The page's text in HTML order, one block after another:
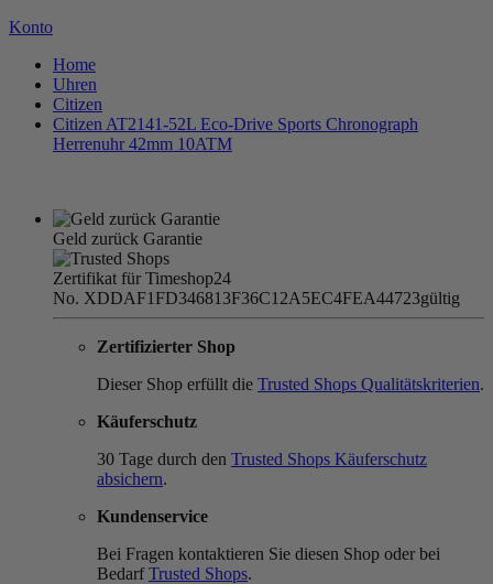
Konto
Home
Uhren
Citizen
Citizen AT2141-52L Eco-Drive Sports Chronograph
Herrenuhr 42mm 10ATM
Geld zurück Garantie
Zertifikat für Timeshop24
No. XDDAF1FD346813F36C12A5EC4FEA44723gültig
Zertifizierter Shop
Dieser Shop erfüllt die Trusted Shops Qualitätskriterien.
Käuferschutz
30 Tage durch den Trusted Shops Käuferschutz
absichern.
Kundenservice
Bei Fragen kontaktieren Sie diesen Shop oder bei
BedarfTrusted Shops.